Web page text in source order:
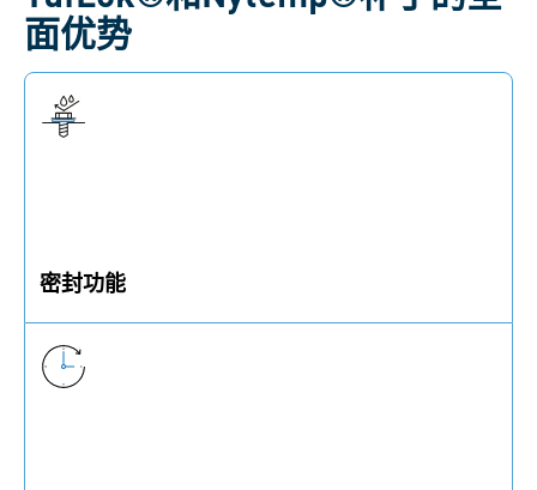
面优势
密封功能